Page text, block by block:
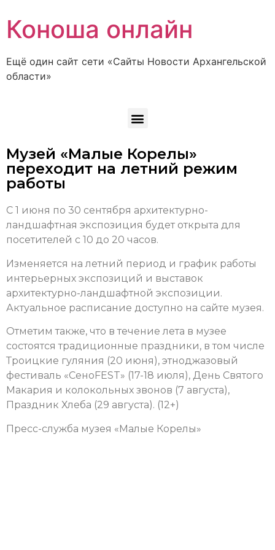
Коноша онлайн
Ещё один сайт сети «Сайты Новости Архангельской
области»
Музей «Малые Корелы»
переходит на летний режим
работы
С 1 июня по 30 сентября архитектурно-
ландшафтная экспозиция будет открыта для
посетителей с 10 до 20 часов.
Изменяется на летний период и график работы
интерьерных экспозиций и выставок
архитектурно-ландшафтной экспозиции.
Актуальное расписание доступно на сайте музея.
Отметим также, что в течение лета в музее
состоятся традиционные праздники, в том числе
Троицкие гуляния (20 июня), этноджазовый
фестиваль «СеноFEST» (17-18 июля), День Святого
Макария и колокольных звонов (7 августа),
Праздник Хлеба (29 августа). (12+)
Пресс-служба музея «Малые Корелы»